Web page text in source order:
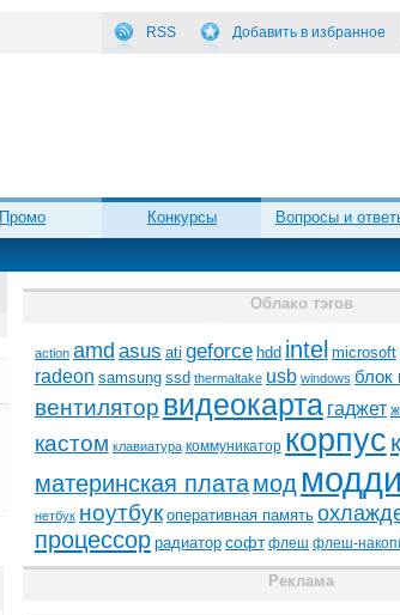
RSS Добавить в избранное
Промо Конкурсы Вопросы и
Облако тэгов
action amd asus ati geforce hdd intel microsoft
radeon samsung ssd thermaltake usb windows блок
вентилятор видеокарта гаджет
кастом клавиатура коммуникатор корпус
материнская платамод
нетбук ноутбук оперативная память
процессор радиатор софт флеш флеш-
Реклама